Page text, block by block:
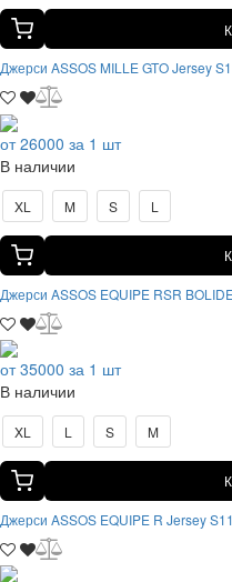
Джерси ASSOS MILLE GTO Jersey
от 26000 за 1 шт
В наличии
XL M S L
Джерси ASSOS EQUIPE RSR
от 35000 за 1 шт
В наличии
XL L S M
Джерси ASSOS EQUIPE R Jersey